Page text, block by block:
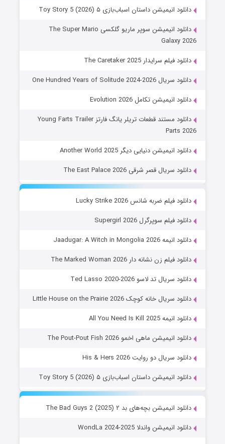
دانلود انیمیشن داستان اسباب‌بازی ۵ Toy Story 5 (2026)
دانلود انیمیشن سوپر ماریو گلکسی The Super Mario
Galaxy 2026
دانلود فیلم سرایدار The Caretaker 2025
دانلود سریال One Hundred Years of Solitude 2024-2026
دانلود انیمیشن تکامل Evolution 2026
دانلود مستند قطعات تریلر یانگ فارتز Young Farts Trailer
Parts 2026
دانلود انیمیشن دنیایی دیگر Another World 2025
دانلود سریال قصر شرقی The East Palace 2026
دانلود فیلم ضربه شانس Lucky Strike 2026
دانلود فیلم سوپرگرل Supergirl 2026
دانلود انیمه Jaadugar: A Witch in Mongolia 2026
دانلود فیلم زن نشانه دار The Marked Woman 2026
دانلود سریال تد لاسو Ted Lasso 2020-2026
دانلود سریال خانه کوچک Little House on the Prairie 2026
دانلود انیمه All You Need Is Kill 2025
دانلود انیمیشن ماهی اخمو The Pout-Pout Fish 2026
دانلود سریال دو روایت His & Hers 2026
دانلود انیمیشن داستان اسباب‌بازی ۵ Toy Story 5 (2026)
دانلود انیمیشن بچه‌های بد ۲ The Bad Guys 2 (2025)
دانلود انیمیشن واندلا WondLa 2024-2025